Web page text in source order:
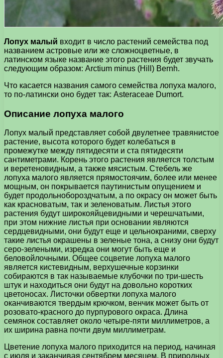
Лопух малый входит в число растений семейства под
названием астровые или же сложноцветные, в
латинском языке название этого растения будет звучать
следующим образом: Arctium minus (Hill) Bernh.
Что касается названия самого семейства лопуха малого,
то по-латински оно будет так: Asteraceae Dumort.
Описание лопуха малого
Лопух малый представляет собой двулетнее травянистое
растение, высота которого будет колебаться в
промежутке между пятидесяти и ста пятидесяти
сантиметрами. Корень этого растения является толстым
и веретеновидным, а также мясистым. Стебель же
лопуха малого является прямостоячим, более или менее
мощным, он покрывается паутинистым опущением и
будет продольнобороздчатым, а по окрасу он может быть
как красноватым, так и зеленоватым. Листья этого
растения будут широкояйцевидными и черешчатыми,
при этом нижние листья при основании являются
сердцевидными, они будут еще и цельнокраними, сверху
такие листья окрашены в зеленые тона, а снизу они будут
серо-зелеными, изредка они могут быть еще и
беловойлочными. Общее соцветие лопуха малого
является кистевидным, верхушечные корзинки
собираются в так называемые клубочки по три-шесть
штук и находиться они будут на довольно коротких
цветоносах. Листочки обвертки лопуха малого
оканчиваются твердым крючком, венчик может быть от
розовато-красного до пурпурового окраса. Длина
семянок составляет около четыре-пяти миллиметров, а
их ширина равна почти двум миллиметрам.
Цветение лопуха малого приходится на период, начиная
с июля и заканчивая сентябрем месяцем. В природных